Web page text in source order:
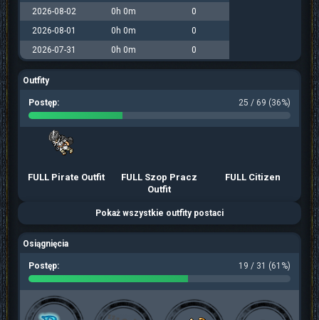
2026-08-02
0h 0m
0
2026-08-01
0h 0m
0
2026-07-31
0h 0m 0
Outfity
Postęp: 25 / 69 (36%)
FULL Pirate Outfit
FULL Szop Pracz
Outfit
FULL Citizen
Pokaż wszystkie outfity postaci
Osiągnięcia
Postęp: 19 / 31 (61%)